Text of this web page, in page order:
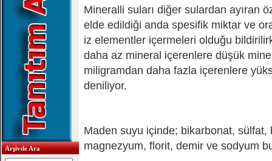
Arşivde Ara
Mineralli suları diğer sulardan ayıran
elde edildiği anda spesifik miktar ve
iz elementler içermeleri olduğu
daha az mineral içerenlere düşük
miligramdan daha fazla içerenlere
deniliyor.
Maden suyu içinde; bikarbonat, sülfat,
magnezyum, florit, demir ve sodyum